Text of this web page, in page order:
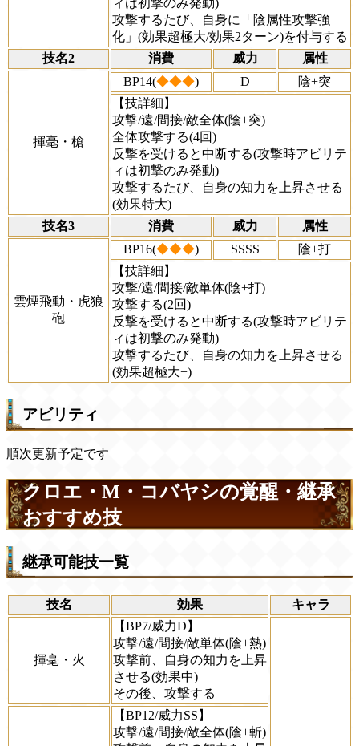
攻撃するたび、自身に「陰属性攻撃強
化」(効果超極大/効果2ターン)を付与する
技名2
消費 威力 属性
揮毫・槍
BP14(◆◆◆) D
陰+突
【技詳細】
攻撃/遠/間接/敵全体(陰+突)
全体攻撃する(4回)
反撃を受けると中断する(攻撃時アビリテ
ィは初撃のみ発動)
攻撃するたび、自身の知力を上昇させる
(効果特大)
技名3
消費 威力 属性
雲煙飛動・虎狼
砲
BP16(◆◆◆) SSSS
陰+打
【技詳細】
攻撃/遠/間接/敵単体(陰+打)
攻撃する(2回)
反撃を受けると中断する(攻撃時アビリテ
ィは初撃のみ発動)
攻撃するたび、自身の知力を上昇させる
(効果超極大+)
アビリティ
順次更新予定です
クロエ・M・コバヤシの覚醒・継承
おすすめ技
継承可能技一覧
技名 効果 キャラ
揮毫・火
【BP7/威力D】
攻撃/遠/間接/敵単体(陰+熱)
攻撃前、自身の知力を上昇
させる(効果中)
その後、攻撃する
【BP12/威力SS】
攻撃/遠/間接/敵全体(陰+斬)